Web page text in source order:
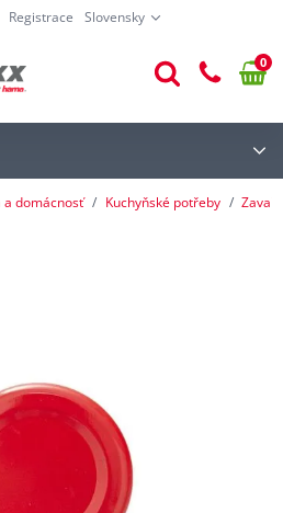
Registrace Slovensky
0
a domácnosť Kuchyňské potřeby